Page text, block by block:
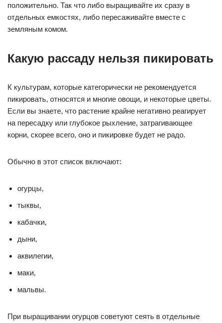
положительно. Так что либо выращивайте их сразу в
отдельных емкостях, либо пересаживайте вместе с
земляным комом.
Какую рассаду нельзя пикировать
К культурам, которые категорически не рекомендуется
пикировать, относятся и многие овощи, и некоторые цветы.
Если вы знаете, что растение крайне негативно реагирует
на пересадку или глубокое рыхление, затрагивающее
корни, скорее всего, оно и пикировке будет не радо.
Обычно в этот список включают:
огурцы,
тыквы,
кабачки,
дыни,
аквилегии,
маки,
мальвы.
При выращивании огурцов советуют сеять в отдельные